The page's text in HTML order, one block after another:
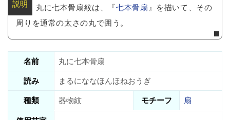
丸に七本骨扇紋は、『七本骨扇』を描いて、その
周りを通常の太さの丸で囲う。
名前
丸に七本骨扇
読み
まるにななほんほねおうぎ
種類
器物紋 モチーフ
扇